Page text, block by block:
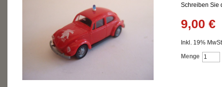
Schreiben Sie
9,00 €
Inkl. 19%
Menge